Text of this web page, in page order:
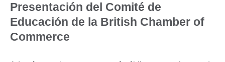
Presentación del Comité de
Educación de la British Chamber of
Commerce